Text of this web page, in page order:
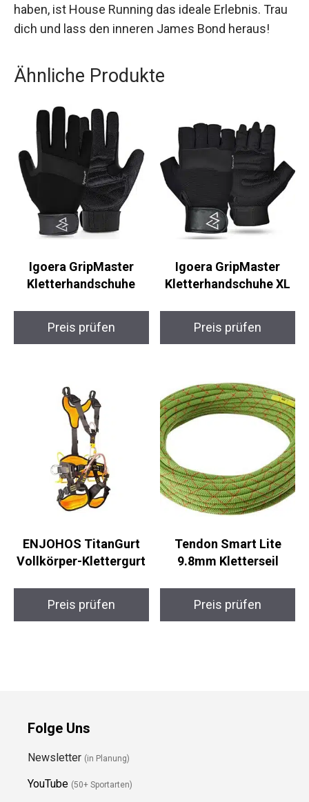
Für alle, die München aus einer neuen
Erlebnis. Trau dich und lass den inneren James
Ähnliche Produkte
Igoera GripMaster
Kletterhandschuhe
Preis prüfen
Igoera GripMaster
Kletterhandschuhe XL
Preis prüfen
ENJOHOS TitanGurt
Vollkörper-Klettergurt
Tendon Smart Lite
9.8mm Kletterseil
Folge Uns